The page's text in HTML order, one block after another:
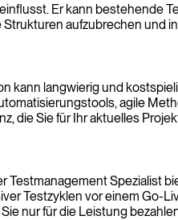
Er kann bestehende
aufzubrechen und
kann langwierig und
agile
die Sie für Ihr aktuelles
Spezialist
Testzyklen vor einem Go-
nur für die Leistung